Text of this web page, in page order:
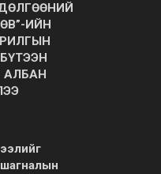
ИЙН
АЛБАН
шагналын